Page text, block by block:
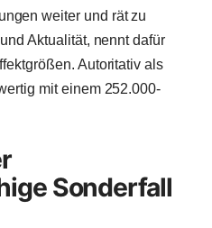
weiter und rät zu
Aktualität, nennt dafür
Autoritativ als
mit einem 252.000-
Sonderfall